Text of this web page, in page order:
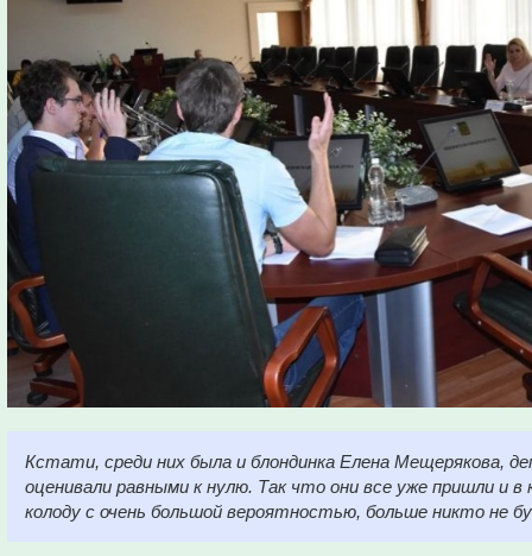
Кстати, среди них была и блондинка Елена Мещерякова,
оценивали равными к нулю. Так что они все уже пришли и в
колоду с очень большой вероятностью, больше никто не